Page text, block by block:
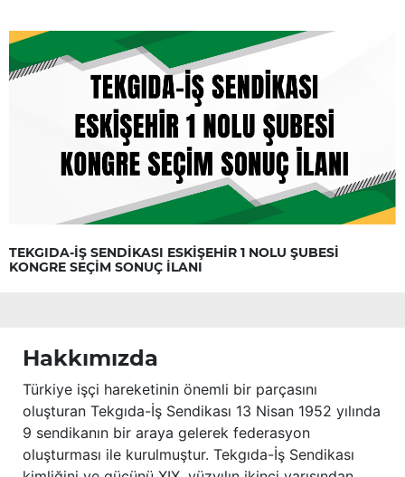
TEKGIDA-İŞ SENDİKASI ESKİŞEHİR 1 NOLU ŞUBESİ
KONGRE SEÇİM SONUÇ İLANI
Hakkımızda
Türkiye işçi hareketinin önemli bir parçasını
oluşturan Tekgıda-İş Sendikası 13 Nisan 1952 yılında
9 sendikanın bir araya gelerek federasyon
oluşturması ile kurulmuştur. Tekgıda-İş Sendikası